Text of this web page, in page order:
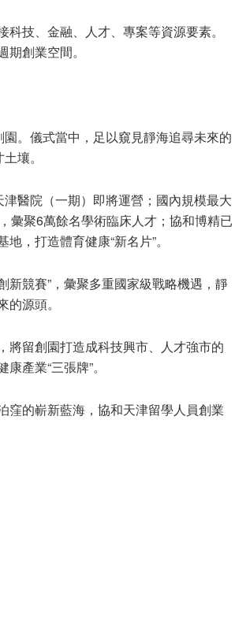
技、金融、人才、專案等資源要素。
創業空間。
。儀式當中，足以窺見靜海追尋未來的
壤。
醫院（一期）即將運營；國內規模最大
彙聚6萬餘名學術臨床人才；協和博精已
，打造體育健康“新名片”。
新競賽”，彙聚多重國家級戰略機遇，靜
源頭。
將留創園打造成科技興市、人才強市的
產業“三張牌”。
窪的嶄新藍海，協和天津留學人員創業